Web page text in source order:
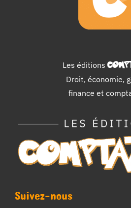
Les éditions
Droit, économie,
finance et
Suivez-nous